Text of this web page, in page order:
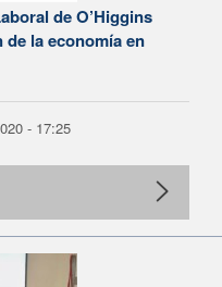
de O’Higgins
la economía en
- 17:25